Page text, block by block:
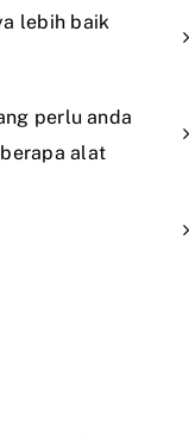
lebih baik
perlu anda
alat